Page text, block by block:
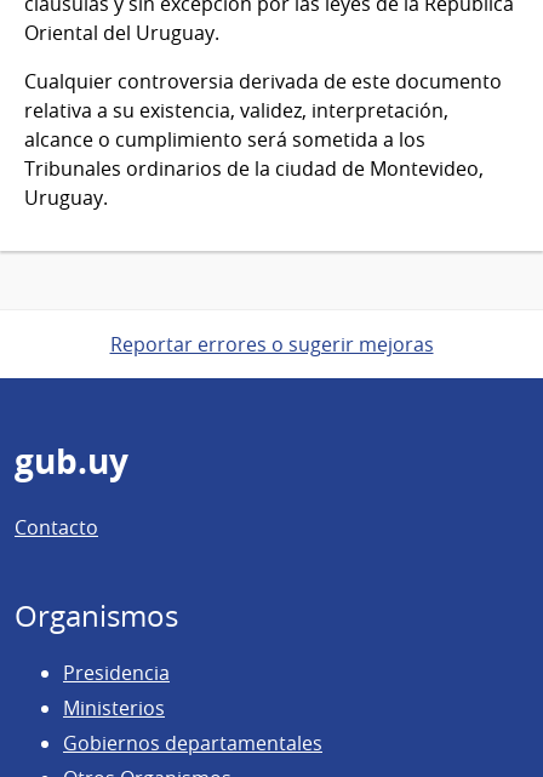
Oriental del Uruguay.
Cualquier controversia derivada de este documento
relativa a su existencia, validez, interpretación,
alcance o cumplimiento será sometida a los
Tribunales ordinarios de la ciudad de Montevideo,
Uruguay.
Reportar errores o sugerir mejoras
Pie
de
página
gub.uy
Contacto
Organismos
Presidencia
Ministerios
Gobiernos departamentales